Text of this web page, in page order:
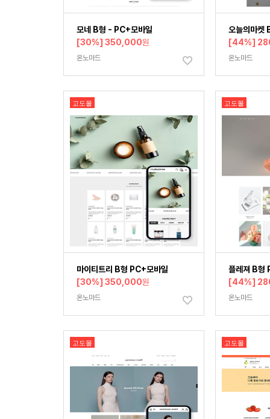
모네 B형 - PC+모바일
[30%] 350,000원
온노마드
오늘의마켓
[44%]
온노마드
고도몰
마이티트리 B형 PC+모바일
[30%] 350,000원
온노마드
고도몰
플레져 B형
[44%]
온노마드
고도몰 고도몰